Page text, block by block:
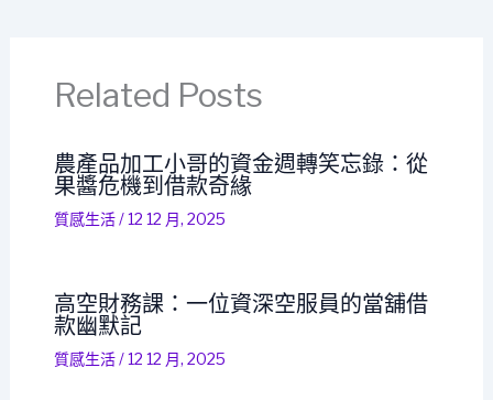
Related Posts
農產品加工小哥的資金週轉笑忘錄：從
果醬危機到借款奇緣
質感生活/12 12 月, 2025
高空財務課：一位資深空服員的當舖借
款幽默記
質感生活/12 12 月, 2025